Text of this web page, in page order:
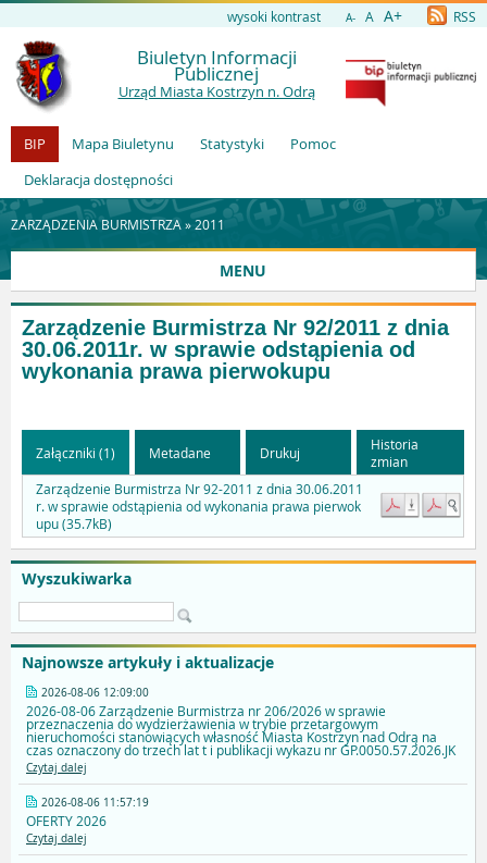
wysoki kontrast A- A A+ RSS
Biuletyn Informacji
Publicznej
Urząd Miasta Kostrzyn n. Odrą
BIP Mapa Biuletynu Statystyki
Pomoc
Deklaracja dostępności
ZARZĄDZENIA BURMISTRZA » 2011
MENU
Wyszukiwarka
Najnowsze artykuły i aktualizacje
2026-08-06 12:09:00
2026-08-06 Zarządzenie Burmistrza nr 206/2026 w sprawie
przeznaczenia do wydzierżawienia w trybie przetargowym
nieruchomości stanowiących własność Miasta Kostrzyn nad Odrą na
czas oznaczony do trzech lat t i publikacji wykazu nr GP.0050.57.2026.JK
Czytaj dalej
2026-08-06 11:57:19
OFERTY 2026
Czytaj dalej
Zarządzenie Burmistrza Nr 92/2011 z dnia
30.06.2011r. w sprawie odstąpienia od
wykonania prawa pierwokupu
Załączniki (1) Metadane Drukuj
Historia
zmian
Zarządzenie Burmistrza Nr 92-2011 z dnia 30.06.2011
r. w sprawie odstąpienia od wykonania prawa pierwok
upu (35.7kB)